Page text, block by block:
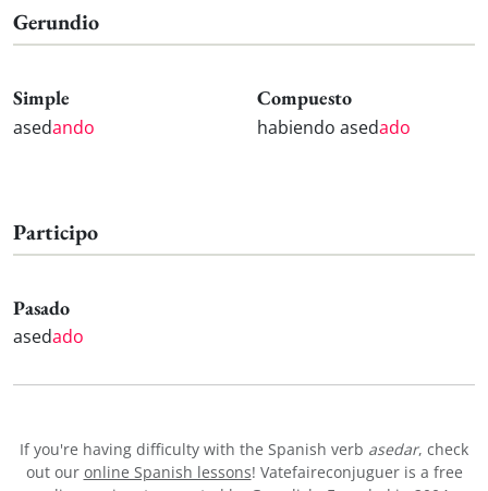
Gerundio
Simple
asedando
Compuesto
habiendo asedado
Participo
Pasado
asedado
If you're having difficulty with the Spanish verb asedar, check
out our online Spanish lessons! Vatefaireconjuguer is a free